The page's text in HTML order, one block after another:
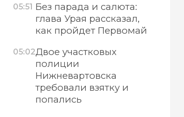
05:51 Без парада и салюта:
глава Урая рассказал,
как пройдет Первомай
05:02Двое участковых
полиции
Нижневартовска
требовали взятку и
попались